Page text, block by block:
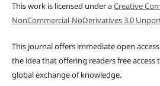
This work is licensed under aCreative
NonCommercial-NoDerivatives 3.0
This journal offers immediate open
the idea that offering readers free access
global exchange of knowledge.